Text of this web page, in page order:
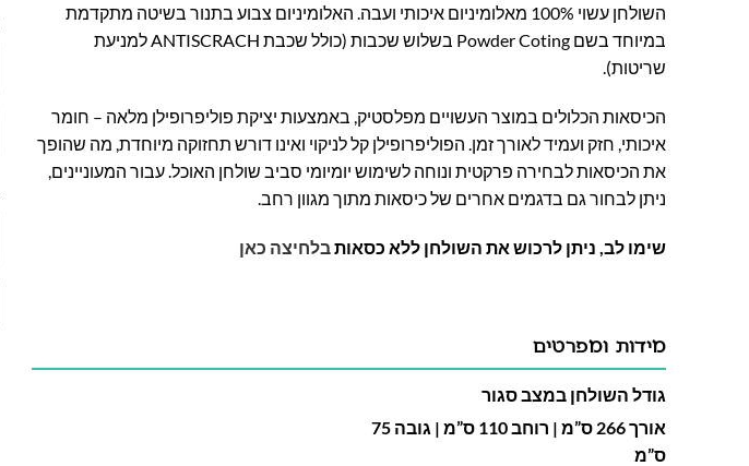
השולחן עשוי 100% מאלומיניום איכותי ועבה. האלומיניום צבוע בתנור בשיטה מתקדמת
במיוחד בשם Powder Coting בשלוש שכבות (כולל שכבת ANTISCRACH למניעת
שריטות).
הכיסאות הכלולים במוצר העשויים מפלסטיק, באמצעות יציקת פוליפרופילן מלאה – חומר
איכותי, חזק ועמיד לאורך זמן. הפוליפרופילן קל לניקוי ואינו דורש תחזוקה מיוחדת, מה שהופך
את הכיסאות לבחירה פרקטית ונוחה לשימוש יומיומי סביב שולחן האוכל. עבור המעוניינים,
ניתן לבחור גם בדגמים אחרים של כיסאות מתוך מגוון רחב.
שימו לב, ניתן לרכוש את השולחן ללא כסאות בלחיצה כאן
מידות ומפרטים
גודל השולחן במצב סגור
אורך 266 ס”מ | רוחב 110 ס”מ | גובה 75
ס”מ